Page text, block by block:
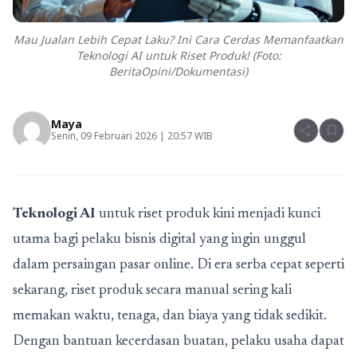
Mau Jualan Lebih Cepat Laku? Ini Cara Cerdas Memanfaatkan
Teknologi AI untuk Riset Produk! (Foto:
BeritaOpini/Dokumentasi)
Maya
Senin, 09 Februari 2026 | 20:57 WIB share bookmark
Teknologi AI untuk riset produk kini menjadi kunci
utama bagi pelaku bisnis digital yang ingin unggul
dalam persaingan pasar online. Di era serba cepat seperti
sekarang, riset produk secara manual sering kali
memakan waktu, tenaga, dan biaya yang tidak sedikit.
Dengan bantuan kecerdasan buatan, pelaku usaha dapat